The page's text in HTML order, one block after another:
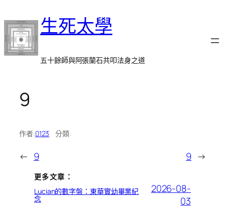
至
主
要
內
生死太學
五十餘師與阿張蘭石共叩法身之道
9
作者:0123 分類:
← 9 9 →
更多文章：
Lucian的數字盤：東華實幼畢業紀
念
2026-08-
03